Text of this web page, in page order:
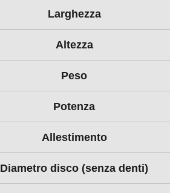
Larghezza
Altezza
Peso
Potenza
Allestimento
Diametro disco (senza denti)